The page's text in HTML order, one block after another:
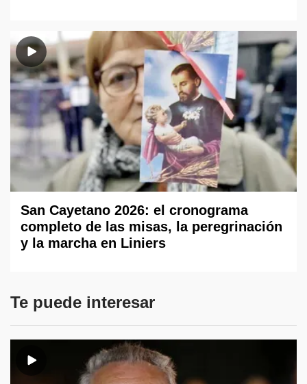
San Cayetano 2026: el cronograma
completo de las misas, la peregrinación
y la marcha en Liniers
Te puede interesar